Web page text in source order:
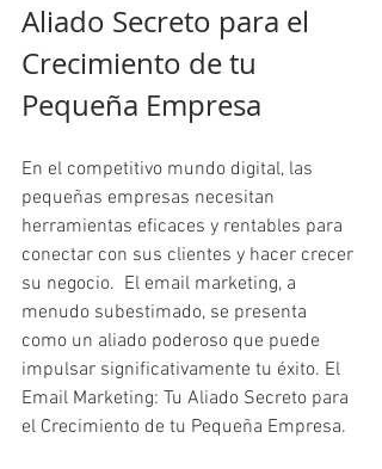
Aliado Secreto para el
Crecimiento de tu
Pequeña Empresa
En el competitivo mundo digital, las
pequeñas empresas necesitan
herramientas eficaces y rentables para
conectar con sus clientes y hacer crecer
su negocio.  El email marketing, a
menudo subestimado, se presenta
como un aliado poderoso que puede
impulsar significativamente tu éxito. El
Email Marketing: Tu Aliado Secreto para
el Crecimiento de tu Pequeña Empresa.